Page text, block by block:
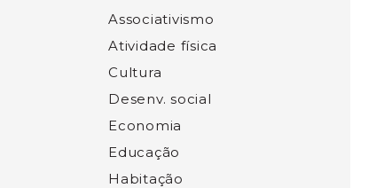
Associativismo
Atividade física
Cultura
Desenv. social
Economia
Educação
Habitação